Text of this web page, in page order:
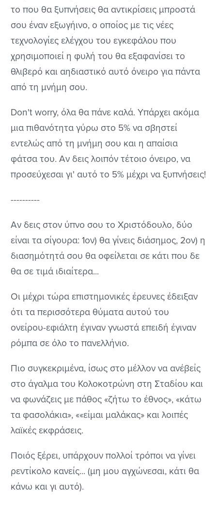
το που θα ξυπνήσεις θα αντικρίσεις μπροστά
σου έναν εξωγήινο, ο οποίος με τις νέες
τεχνολογίες ελέγχου του εγκεφάλου που
χρησιμοποιεί η φυλή του θα εξαφανίσει το
θλιβερό και αηδιαστικό αυτό όνειρο για πάντα
από τη μνήμη σου.
Don't worry, όλα θα πάνε καλά. Υπάρχει ακόμα
μια πιθανότητα γύρω στο 5% να σβηστεί
εντελώς από τη μνήμη σου και η απαίσια
φάτσα του. Αν δεις λοιπόν τέτοιο όνειρο, να
προσεύχεσαι γι' αυτό το 5% μέχρι να ξυπνήσεις!
----------
Αν δεις στον ύπνο σου το Χριστόδουλο, δύο
είναι τα σίγουρα: 1ον) θα γίνεις διάσημος, 2ον) η
διασημότητά σου θα οφείλεται σε κάτι που δε
θα σε τιμά ιδιαίτερα...
Οι μέχρι τώρα επιστημονικές έρευνες έδειξαν
ότι τα περισσότερα θύματα αυτού του
ονείρου-εφιάλτη έγιναν γνωστά επειδή έγιναν
ρόμπα σε όλο το πανελλήνιο.
Πιο συγκεκριμένα, ίσως στο μέλλον να ανέβείς
στο άγαλμα του Κολοκοτρώνη στη Σταδίου και
να φωνάζεις με πάθος «ζήτω το έθνος», «κάτω
τα φασολάκια», ««είμαι μαλάκας» και λοιπές
λαϊκές εκφράσεις.
Ποιός ξέρει, υπάρχουν πολλοί τρόποι να γίνει
ρεντίκολο κανείς... (μη μου αγχώνεσαι, κάτι θα
κάνω και γι αυτό).